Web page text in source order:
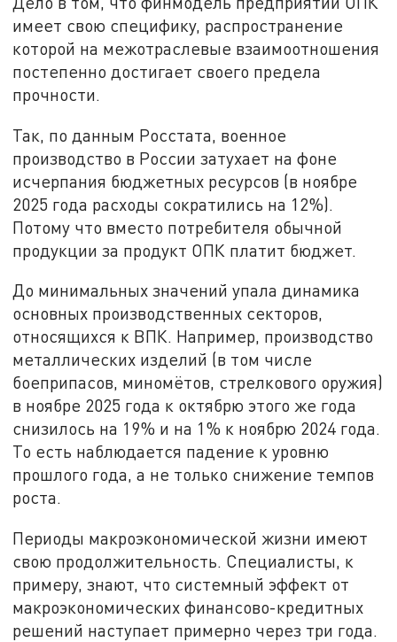
имеет свою специфику, распространение
которой на межотраслевые взаимоотношения
постепенно достигает своего предела
прочности.
Так, по данным Росстата, военное
производство в России затухает на фоне
исчерпания бюджетных ресурсов (в ноябре
2025 года расходы сократились на 12%).
Потому что вместо потребителя обычной
продукции за продукт ОПК платит бюджет.
До минимальных значений упала динамика
основных производственных секторов,
относящихся к ВПК. Например, производство
металлических изделий (в том числе
боеприпасов, миномётов, стрелкового оружия)
в ноябре 2025 года к октябрю этого же года
снизилось на 19% и на 1% к ноябрю 2024 года.
То есть наблюдается падение к уровню
прошлого года, а не только снижение темпов
роста.
Периоды макроэкономической жизни имеют
свою продолжительность. Специалисты, к
примеру, знают, что системный эффект от
макроэкономических финансово-кредитных
решений наступает примерно через три года.